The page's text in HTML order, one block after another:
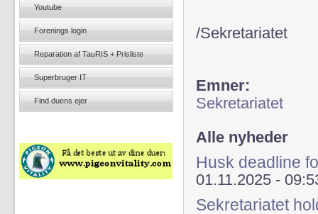
/Sekretariatet
Emner:
Sekretariatet
Alle nyheder
Husk deadline
01.11.2025 -
Sekretariatet
Youtube
Forenings login
Reparation af TauRIS + Prisliste
Superbruger IT
Find duens ejer